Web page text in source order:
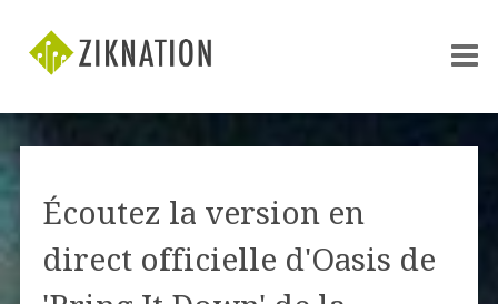
Écoutez la version en
direct officielle d'Oasis de